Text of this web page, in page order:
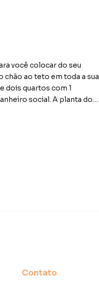
você colocar do seu
chão ao teto em toda a sua
dois quartos com 1
social. A planta do
área verde. São
entre elementos
aviso prévio.
Contato